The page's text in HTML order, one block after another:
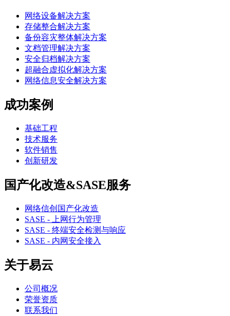
网络设备解决方案
存储整合解决方案
备份容灾整体解决方案
文档管理解决方案
安全归档解决方案
超融合虚拟化解决方案
网络信息安全解决方案
成功案例
基础工程
技术服务
软件销售
创新研发
国产化改造&SASE服务
网络信创国产化改造
SASE - 上网行为管理
SASE - 终端安全检测与响应
SASE - 内网安全接入
关于易云
公司概况
荣誉资质
联系我们